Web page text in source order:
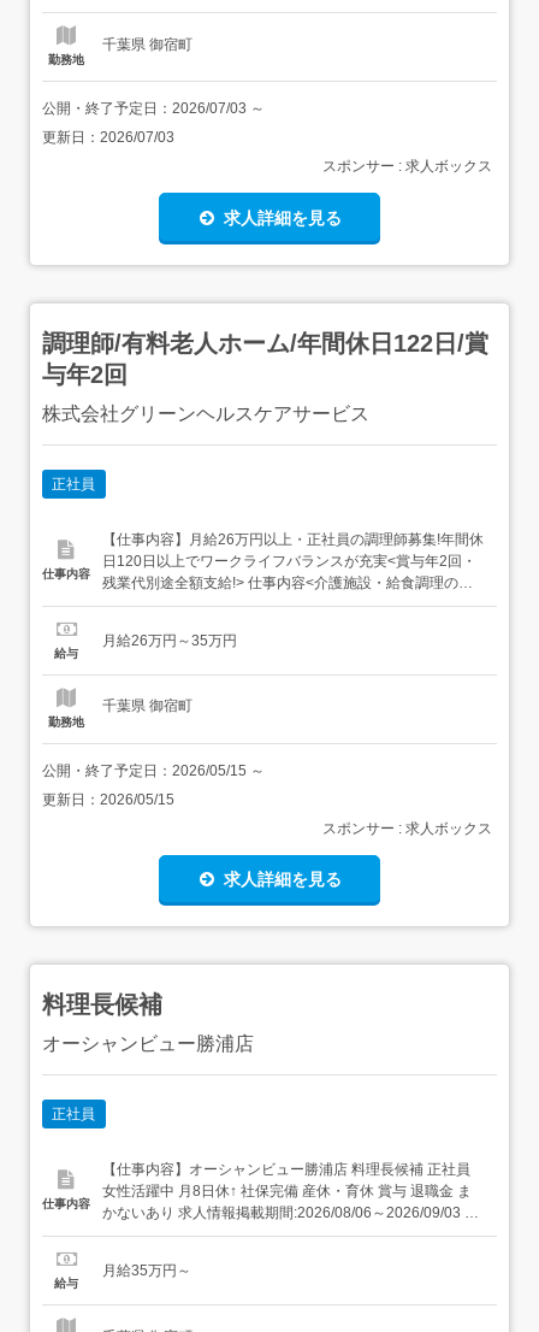
勤務地
千葉県 御宿町
公開・終了予定日： 2026/07/03 ～
更新日： 2026/07/03
スポンサー : 求人ボックス
求人詳細を見る
調理師/有料老人ホーム/年間休日122日/賞
与年2回
株式会社グリーンヘルスケアサービス
正社員
仕事内容
【仕事内容】月給26万円以上・正社員の調理師募集!年間休
日120日以上でワークライフバランスが充実<賞与年2回・
残業代別途全額支給!> 仕事内容<介護施設・給食調理の調
理師>介護施設内の厨房で、給食調理業務を担当します。
ピに沿って調理します。<具体的な業務内容>・和食、洋
給与
月給26万円～35万円
勤務地
千葉県 御宿町
公開・終了予定日： 2026/05/15 ～
更新日： 2026/05/15
スポンサー : 求人ボックス
求人詳細を見る
料理長候補
オーシャンビュー勝浦店
正社員
仕事内容
【仕事内容】オーシャンビュー勝浦店 料理長候補 正社員
女性活躍中 月8日休↑ 社保完備 産休・育休 賞与 退職金 ま
かないあり 求人情報掲載期間:2026/08/06～2026/09/03 求
人情報 店舗の特徴 施設内調理(病院・老人ホーム・福祉施
給与
月給35万円～